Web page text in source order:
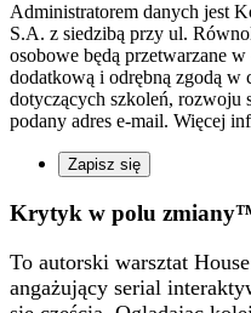
Administratorem danych jest
S.A. z siedzibą przy ul.
osobowe będą przetwarzane
dodatkową i odrębną zgodą w
dotyczących szkoleń, rozwoju
podany adres e-mail. Więcej
Zapisz się
Krytyk w polu
To autorski warsztat
angażujący serial